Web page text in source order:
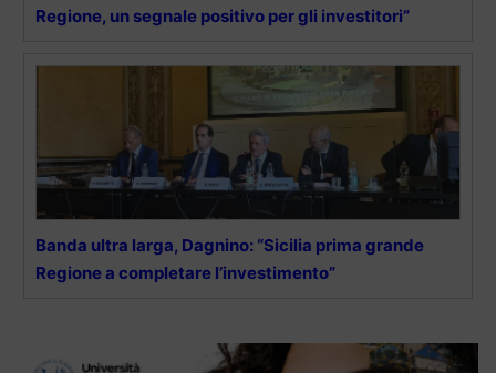
Regione, un segnale positivo per gli investitori”
Banda ultra larga, Dagnino: “Sicilia prima grande
Regione a completare l’investimento”